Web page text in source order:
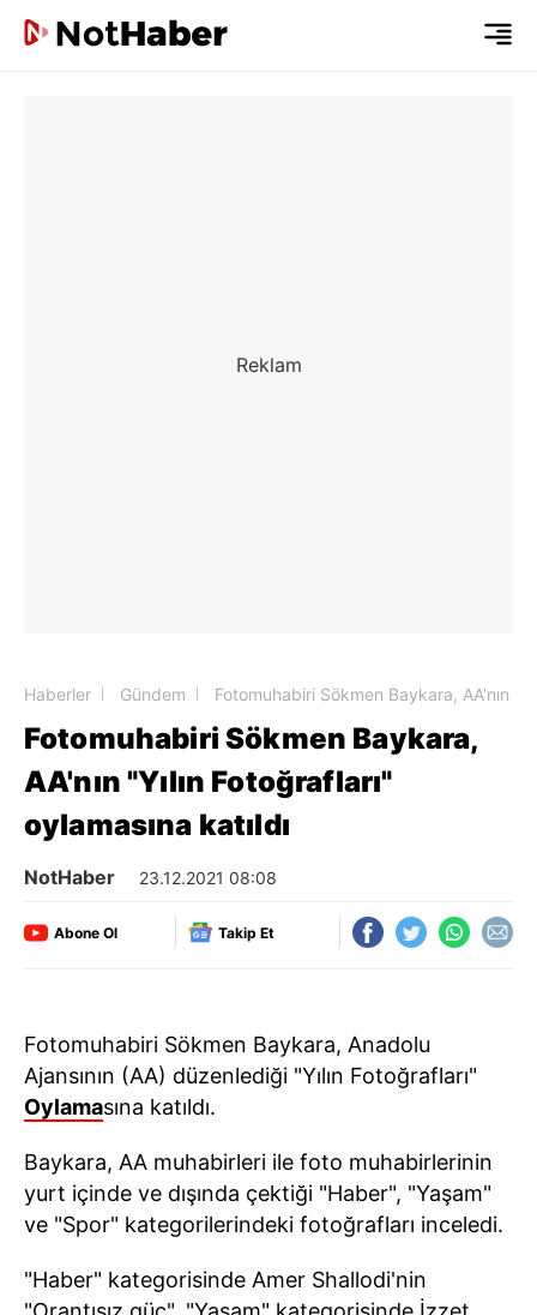
Haberler Gündem Fotomuhabiri Sökmen Baykara, AA'nın
Fotomuhabiri Sökmen Baykara,
AA'nın "Yılın Fotoğrafları"
oylamasına katıldı
NotHaber 23.12.2021 08:08
Abone Ol Takip Et
Fotomuhabiri Sökmen Baykara, Anadolu
Ajansının (AA) düzenlediği "Yılın Fotoğrafları"
Oylamasına katıldı.
Baykara, AA muhabirleri ile foto muhabirlerinin
yurt içinde ve dışında çektiği "Haber", "Yaşam"
ve "Spor" kategorilerindeki fotoğrafları inceledi.
"Haber" kategorisinde Amer Shallodi'nin